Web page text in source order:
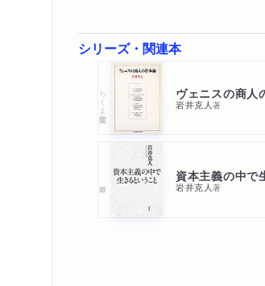
シリーズ・関連本
ちくま学芸文庫 ヴェニスの商人
岩井克人著
資本主義の中で
岩井克人著